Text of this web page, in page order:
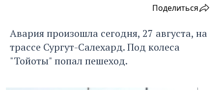
Поделиться
Авария произошла сегодня, 27 августа, на
трассе Сургут-Салехард. Под колеса
"Тойоты" попал пешеход.